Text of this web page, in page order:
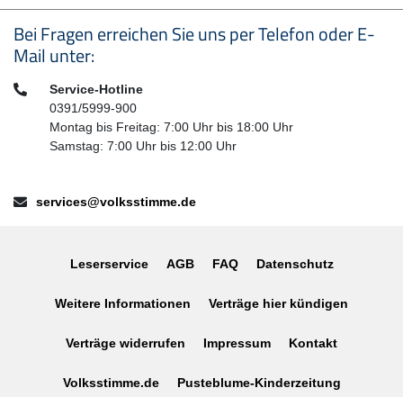
Seitenfußbereich
Bei Fragen erreichen Sie uns per Telefon oder E-
Mail unter:
Telefon:Service-Hotline
0391/5999-900
Montag bis Freitag: 7:00 Uhr bis 18:00 Uhr
Samstag: 7:00 Uhr bis 12:00 Uhr
E-Mail:services@volksstimme.de
Leserservice AGB FAQ Datenschutz
Weitere Informationen Verträge hier kündigen
Verträge widerrufen Impressum Kontakt
Volksstimme.de Pusteblume-Kinderzeitung